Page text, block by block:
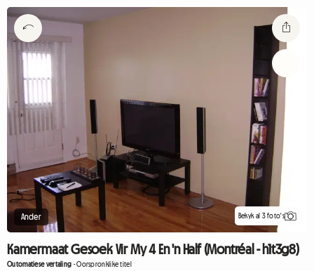
Ander Bekyk al 3 foto's
Kamermaat Gesoek Vir My 4 En 'n Half (Montréal - h1t3g8)
Outomatiese vertaling -Oorspronklike titel